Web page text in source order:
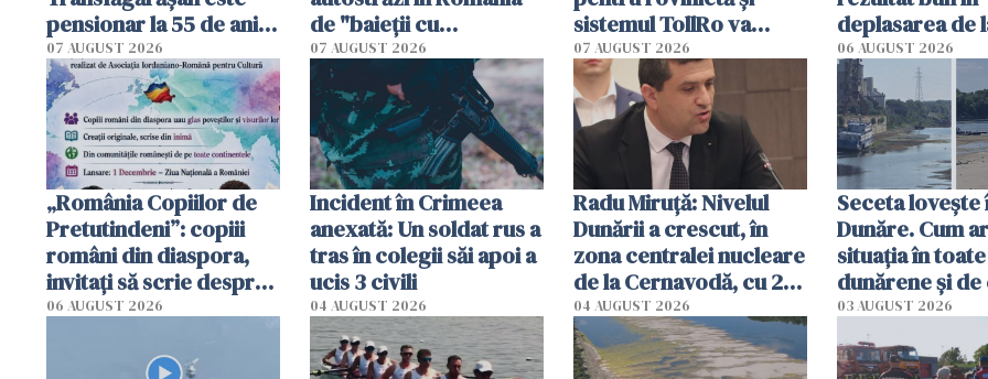
pensionar la 55 de ani.
Poliția l-a identificat
07 AUGUST 2026
de "baieții cu
platforme": "Mi-au
cerut 1200 lei să mă
tracteze"
07 AUGUST 2026
sistemul TollRo va
începe la 1 octombrie
07 AUGUST 2026
deplasarea de
06 AUGUST 2026
„România Copiilor de
Pretutindeni”: copiii
români din diaspora,
invitați să scrie despre
România într-un volum
06 AUGUST 2026
Incident în Crimeea
anexată: Un soldat rus a
tras în colegii săi apoi a
ucis 3 civili
04 AUGUST 2026
Radu Miruţă: Nivelul
Dunării a crescut, în
zona centralei nucleare
de la Cernavodă, cu 2
cm faţă de ziua trecută
04 AUGUST 2026
Seceta
Dunăre. Cum
situația în
dunărene și de
România
efectele, deși a
în iulie
03 AUGUST 2026